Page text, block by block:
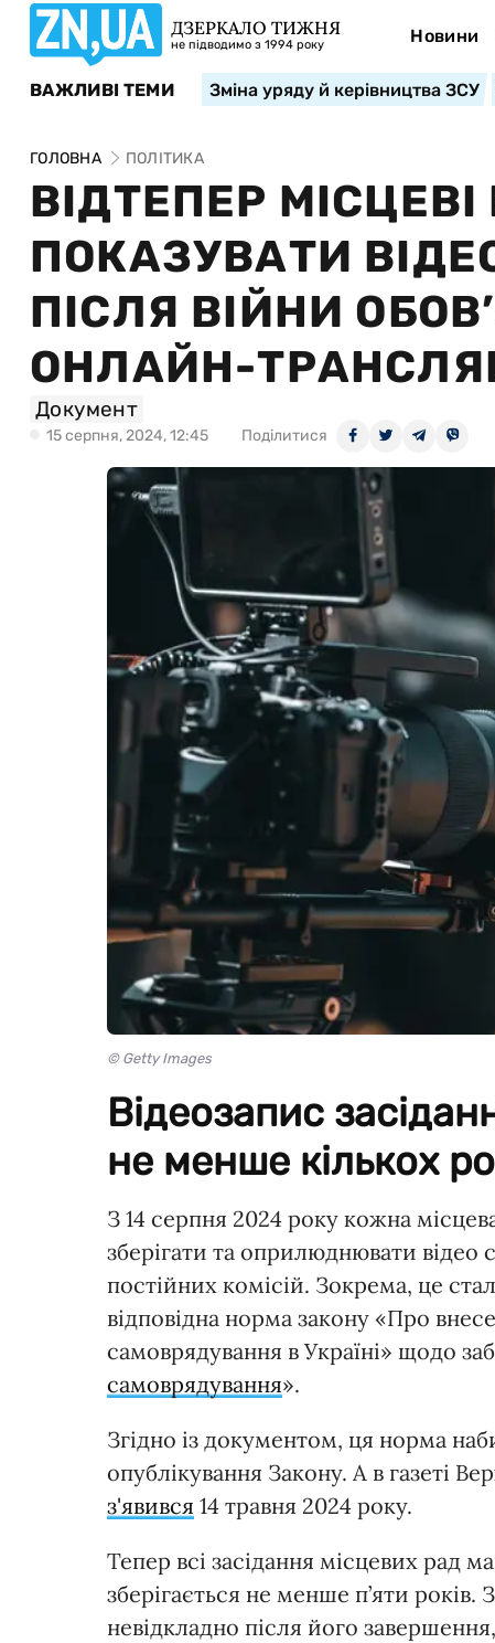
ДЗЕРКАЛО ТИЖНЯ
не підводимо з 1994 року Новини
ВАЖЛИВІ ТЕМИ Зміна уряду й керівництва ЗСУ
ГОЛОВНА ПОЛІТИКА
ВІДТЕПЕР
ПОКАЗУВАТИ
ПІСЛЯ ВІЙНИ
ОНЛАЙН-
Документ
15 серпня, 2024, 12:45 Поділитися
© Getty Images
Відеозапис
не менше кількох
З 14 серпня 2024 року кожна
зберігати та оприлюднювати відео
постійних комісій. Зокрема, це
відповідна норма закону «Про
самоврядування в Україні» щодо
самоврядування».
Згідно із документом, ця норма
опублікування Закону. А в газеті
з'явився 14 травня 2024 року.
Тепер всі засідання місцевих рад
зберігається не менше п’яти років.
невідкладно після його